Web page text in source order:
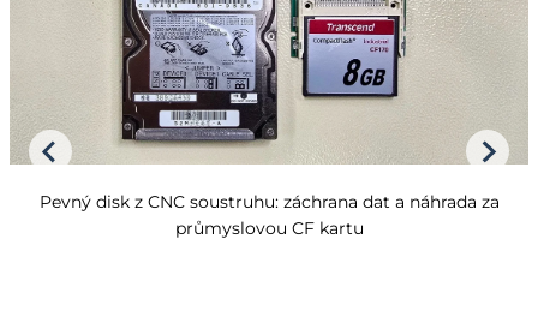
Pevný disk z CNC soustruhu: záchrana dat a náhrada za
průmyslovou CF kartu